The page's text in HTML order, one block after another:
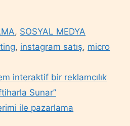
, SOSYAL MEDYA
, instagram satış, micro
interaktif bir reklamcılık
Sunar”
ile pazarlama